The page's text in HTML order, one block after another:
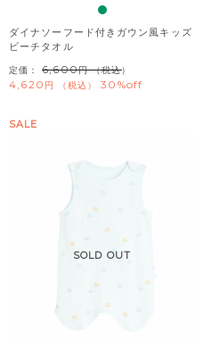
ダイナソーフード付きガウン風キッズ
ビーチタオル
定価： 6,600 （税込）
4,620 税込 30%off
SOLD OUT
SALE